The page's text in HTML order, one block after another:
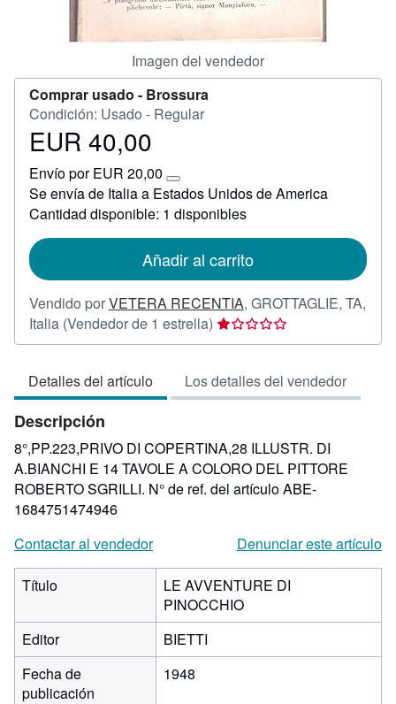
Imagen del vendedor
Comprar usado - Brossura
Condición: Usado - Regular
Precio
40,00
EUR 40,00
Envío por EUR 20,00
Más
información
sobre
tarifas
envío
Se envía de Italia a Estados Unidos de America
Cantidad disponible: 1 disponibles
Añadir al carrito
Vendido porVETERA RECENTIA, GROTTAGLIE, TA,
Italia (Vendedor de 1 estrella) Calificación
del
1
de
estrellas
Detalles del artículo Los detalles del vendedor
Descripción
8°,PP.223,PRIVO DI COPERTINA,28 ILLUSTR. DI
A.BIANCHI E 14 TAVOLE A COLORO DEL PITTORE
ROBERTO SGRILLI. N° de ref. del artículo ABE-
1684751474946
Contactar al vendedor
Denunciar este artículo
Título
LE AVVENTURE DI
PINOCCHIO
Editor
BIETTI
Fecha de
publicación
1948